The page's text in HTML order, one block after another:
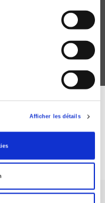
Afficher les détails